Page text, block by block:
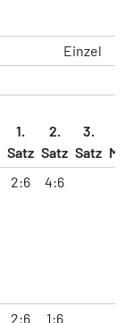
Einzel
1.
Satz
2.
Satz
3.
Satz
2:6 4:6
2:6 1:6